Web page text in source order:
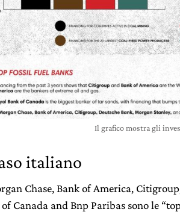
Il grafico mostra gli
italiano
Chase, Bank of America,
Canada and Bnp Paribas sono le